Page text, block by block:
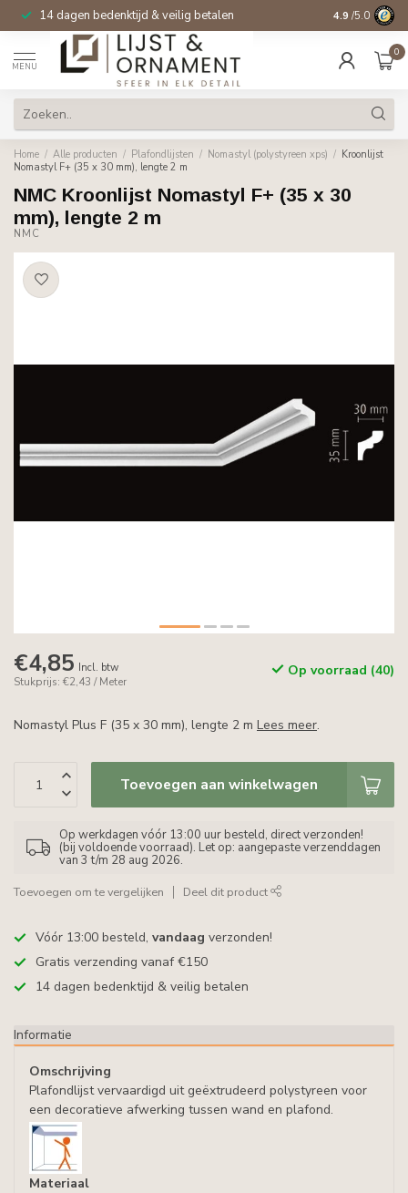
14 dagen bedenktijd & veilig betalen 4.9 /5.0
MENU
0
Home / Alle producten / Plafondlijsten / Nomastyl (polystyreen xps) / Kroonlijst
Nomastyl F+ (35 x 30 mm), lengte 2 m
NMC Kroonlijst Nomastyl F+ (35 x 30
mm), lengte 2 m
NMC
€4,85 Incl. btw
Stukprijs: €2,43 / Meter
Op voorraad (40)
Nomastyl Plus F (35 x 30 mm), lengte 2 m Lees meer.
Toevoegen aan winkelwagen
Op werkdagen vóór 13:00 uur besteld, direct verzonden!
(bij voldoende voorraad). Let op: aangepaste verzenddagen
van 3 t/m 28 aug 2026.
Toevoegen om te vergelijken Deel dit product
Vóór 13:00 besteld, vandaag verzonden!
Gratis verzending vanaf €150
14 dagen bedenktijd & veilig betalen
Informatie
Omschrijving
Plafondlijst vervaardigd uit geëxtrudeerd polystyreen voor
een decoratieve afwerking tussen wand en plafond.
Materiaal